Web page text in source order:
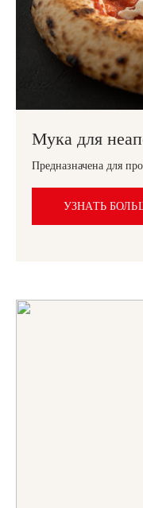
Мука для
Предназначена для
УЗНАТЬ